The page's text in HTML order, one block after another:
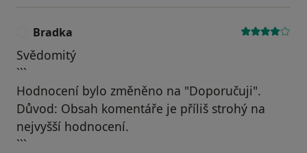
Bradka
Svědomitý
```
Hodnocení bylo změněno na "Doporučuji".
Důvod: Obsah komentáře je příliš strohý na
nejvyšší hodnocení.
```